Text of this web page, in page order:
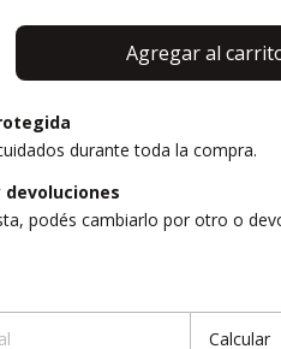
durante toda la compra.
devoluciones
podés cambiarlo por otro o
Calcular